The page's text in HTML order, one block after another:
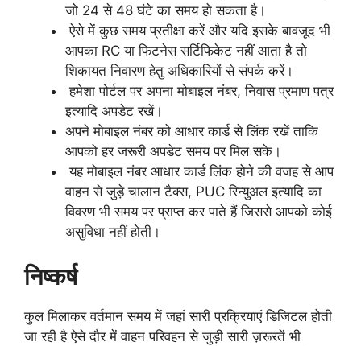
जो 24 से 48 घंटे का समय हो सकता है।
ऐसे में कुछ समय प्रतीक्षा करें और यदि इसके बावजूद भी
आपका RC या फिटनेस सर्टिफिकेट नहीं आता है तो
शिकायत निवारण हेतु अधिकारियों से संपर्क करें।
हमेशा पोर्टल पर अपना मोबाइल नंबर, निवास प्रमाण पत्र
इत्यादि अपडेट रखें।
अपने मोबाइल नंबर को आधार कार्ड से लिंक रखें ताकि
आपको हर जरूरी अपडेट समय पर मिल सके।
यह मोबाइल नंबर आधार कार्ड लिंक होने की वजह से आप
वाहन से जुड़े चालान टैक्स, PUC रिन्युअल इत्यादि का
विवरण भी समय पर प्राप्त कर पाते हैं जिससे आपको कोई
असुविधा नहीं होती।
निष्कर्ष
कुल मिलाकर वर्तमान समय में जहां सारी प्रक्रियाएं डिजिटल होती
जा रही है ऐसे दौर में वाहन परिवहन से जुड़ी सारी ज़रूरतें भी